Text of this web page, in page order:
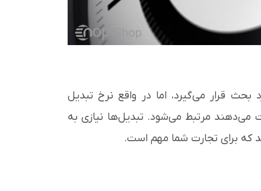
قرار می‌گیرد، اما در واقع نرخ تبدیل
می‌دهند مرتبط می‌شود. تبدیل‌ها نیازی به